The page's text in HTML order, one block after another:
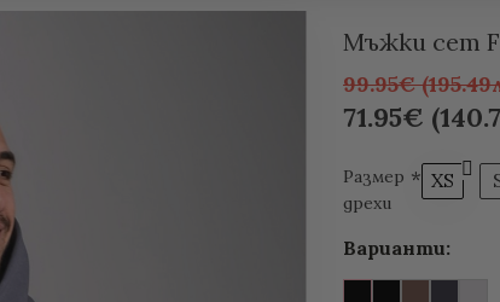
Мъжки сет
71.95€
99.95€
Размер
дрехи
XS
Варианти: